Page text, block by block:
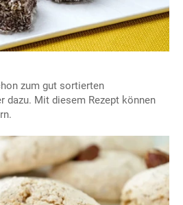
zum gut sortierten
dazu. Mit diesem Rezept können